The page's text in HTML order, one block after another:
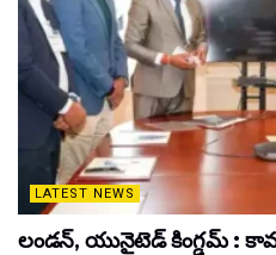
LATEST NEWS
లండన్, యునైటెడ్ కింగ్డమ్ :